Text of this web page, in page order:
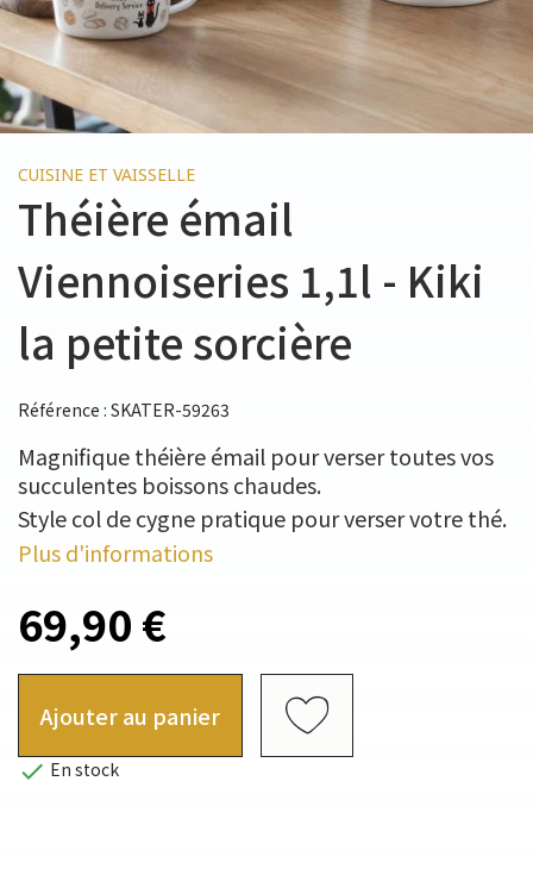
CUISINE ET VAISSELLE
Théière émail
Viennoiseries 1,1l - Kiki
la petite sorcière
Référence : SKATER-59263
Magnifique théière émail pour verser toutes vos
succulentes boissons chaudes.
Style col de cygne pratique pour verser votre thé.
Plus d'informations
69,90 €
Ajouter au panier
 En stock